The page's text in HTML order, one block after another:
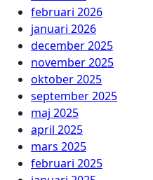
februari 2026
januari 2026
december 2025
november 2025
oktober 2025
september 2025
maj 2025
april 2025
mars 2025
februari 2025